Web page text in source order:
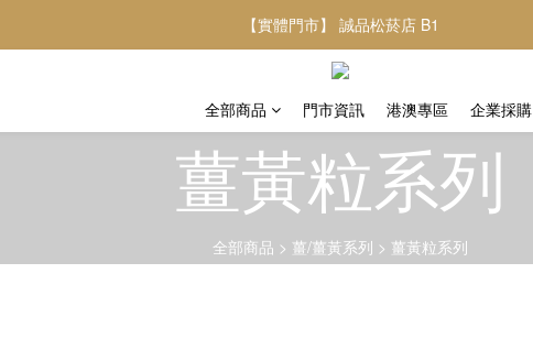
【實體門市】 誠品松菸店 B1
全部商品 門市資訊 港澳專區 企業採購
薑黃粒系列
全部商品 > 薑/薑黃系列 > 薑黃粒系列